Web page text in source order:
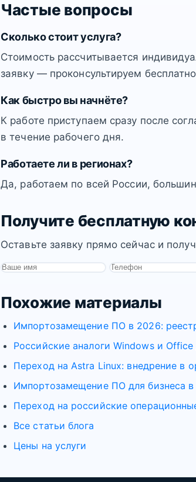
Частые вопросы
Сколько стоит услуга?
Стоимость рассчитывается
заявку — проконсультируем
Как быстро вы начнёте?
К работе приступаем сразу после
в течение рабочего дня.
Работаете ли в регионах?
Да, работаем по всей России,
Получите бесплатную
Оставьте заявку прямо сейчас и
Похожие материалы
Импортозамещение ПО в 2026:
Российские аналоги Windows и Office
Переход на Astra Linux: внедрение в
Импортозамещение ПО для бизнеса в
Переход на российские
Все статьи блога
Цены на услуги